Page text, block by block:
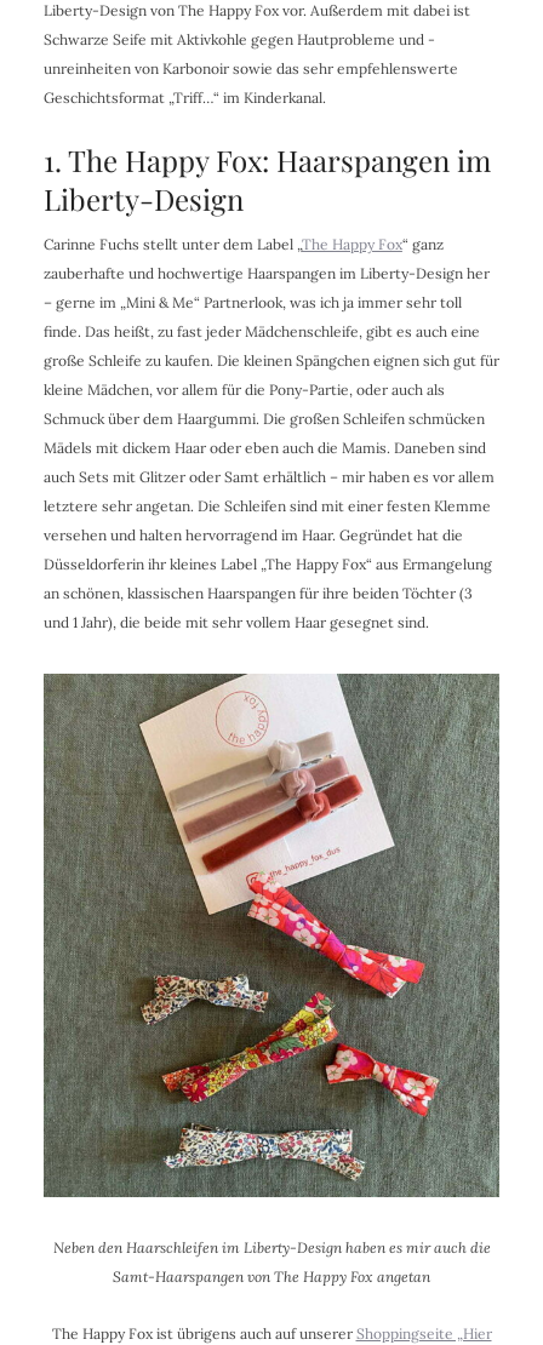
Liberty-Design von The Happy Fox vor. Außerdem mit dabei ist
Schwarze Seife mit Aktivkohle gegen Hautprobleme und -
unreinheiten von Karbonoir sowie das sehr empfehlenswerte
Geschichtsformat „Triff…“ im Kinderkanal.
1. The Happy Fox: Haarspangen im
Liberty-Design
Carinne Fuchs stellt unter dem Label „The Happy Fox“ ganz
zauberhafte und hochwertige Haarspangen im Liberty-Design her
– gerne im „Mini & Me“ Partnerlook, was ich ja immer sehr toll
finde. Das heißt, zu fast jeder Mädchenschleife, gibt es auch eine
große Schleife zu kaufen. Die kleinen Spängchen eignen sich gut für
kleine Mädchen, vor allem für die Pony-Partie, oder auch als
Schmuck über dem Haargummi. Die großen Schleifen schmücken
Mädels mit dickem Haar oder eben auch die Mamis. Daneben sind
auch Sets mit Glitzer oder Samt erhältlich – mir haben es vor allem
letztere sehr angetan. Die Schleifen sind mit einer festen Klemme
versehen und halten hervorragend im Haar. Gegründet hat die
Düsseldorferin ihr kleines Label „The Happy Fox“ aus Ermangelung
an schönen, klassischen Haarspangen für ihre beiden Töchter (3
und 1 Jahr), die beide mit sehr vollem Haar gesegnet sind.
Neben den Haarschleifen im Liberty-Design haben es mir auch die
Samt-Haarspangen von The Happy Fox angetan
The Happy Fox ist übrigens auch auf unserer Shoppingseite „Hier